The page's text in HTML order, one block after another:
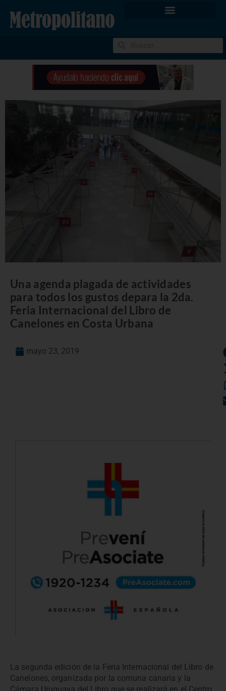
Una agenda plagada de actividades
para todos los gustos depara la 2da.
Feria Internacional del Libro de
Canelones en Costa Urbana
mayo 23, 2019
La segunda edición de la Feria Internacional del Libro de
Canelones, organizada por la comuna canaria y la